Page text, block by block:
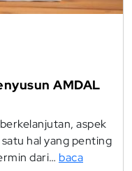
AMDAL
aspek
hal yang penting
dari… baca